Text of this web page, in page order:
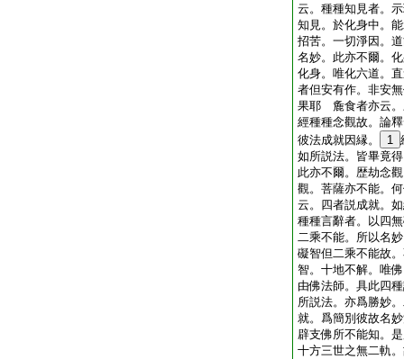
云。種種知見者。
知見。於化身中。
招苦。一切淨因。
名妙。此亦不爾。
化身。唯化六道。
者但安有作。非安
果耶 麁食者亦云。
經種種念觀故。論
彼法成就因縁。
1
如所説法。皆畢竟
此亦不爾。歴劫念
觀。菩薩亦不能。
云。四者説成就。
種種言辭者。以四
二乘不能。所以名
礙智但二乘不能故
智。十地不解。唯
由佛法師。具此四
所説法。亦爲勝妙
就。爲簡別彼故名
辟支佛所不能知。
十方三世之無二軌